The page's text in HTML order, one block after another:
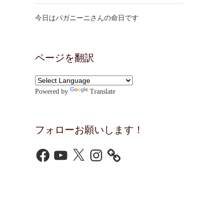
今日はパガニーニさんの命日です
ページを翻訳
Powered by Translate
フォローお願いします！
FacebookYouTube
X Instagram